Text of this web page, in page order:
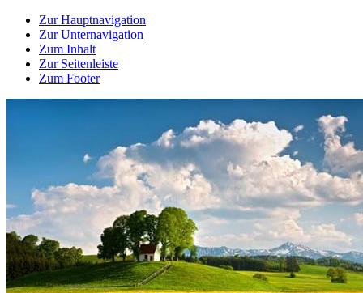
Zur Hauptnavigation
Zur Unternavigation
Zum Inhalt
Zur Seitenleiste
Zum Footer